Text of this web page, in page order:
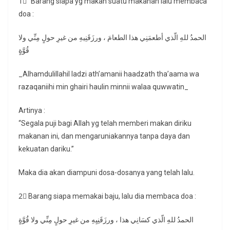
doa :
الحمدُ للهِ الّذي أطعمَنِي هذا الطعامَ ، ورزَقَنِيهِ من غيرِ حولٍ مِنِّي ولا
قُوَّةٍ
_Alhamdulillahil ladzi ath’amanii haadzath tha’aama wa
razaqaniihi min ghairi haulin minnii walaa quwwatin_
Artinya :
“Segala puji bagi Allah yg telah memberi makan diriku
makanan ini, dan mengaruniakannya tanpa daya dan
kekuatan dariku.”
Maka dia akan diampuni dosa-dosanya yang telah lalu.
2⃣ Barang siapa memakai baju, lalu dia membaca doa :
الحمدُ للهِ الّذي كسَانِي هذا ، ورزَقَنِيِهِ من غيرِ حولٍ مِنِّي ولا قُوَّةٍ